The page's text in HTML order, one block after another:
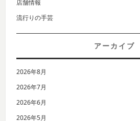
店舗情報
流行りの手芸
アーカイブ
2026年8月
2026年7月
2026年6月
2026年5月